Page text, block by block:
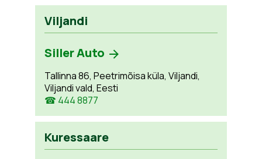
Viljandi
Siller Auto
Tallinna 86, Peetrimõisa küla, Viljandi,
Viljandi vald, Eesti
☎ 444 8877
Kuressaare